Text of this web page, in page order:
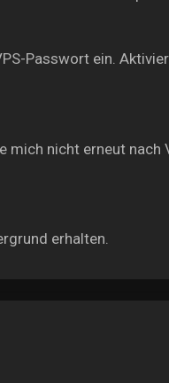
Passwort ein.
mich nicht erneut
erhalten.